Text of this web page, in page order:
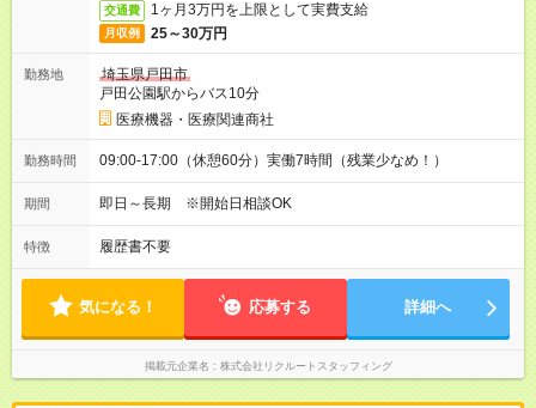
交通費 1ヶ月3万円を上限として実費支給
月収例 25～30万円
勤務地
埼玉県戸田市
戸田公園駅からバス10分
医療機器・医療関連商社
勤務時間 09:00-17:00（休憩60分）実働7時間（残業少なめ！）
期間 即日～長期 ※開始日相談OK
特徴 履歴書不要
気になる！ 応募する 詳細へ
掲載元企業名 株式会社リクルートスタッフィング